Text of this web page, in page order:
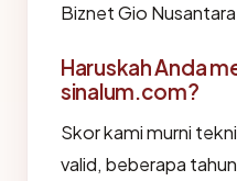
Biznet Gio
Haruskah Anda
sinalum.com?
Skor kami murni
valid, beberapa